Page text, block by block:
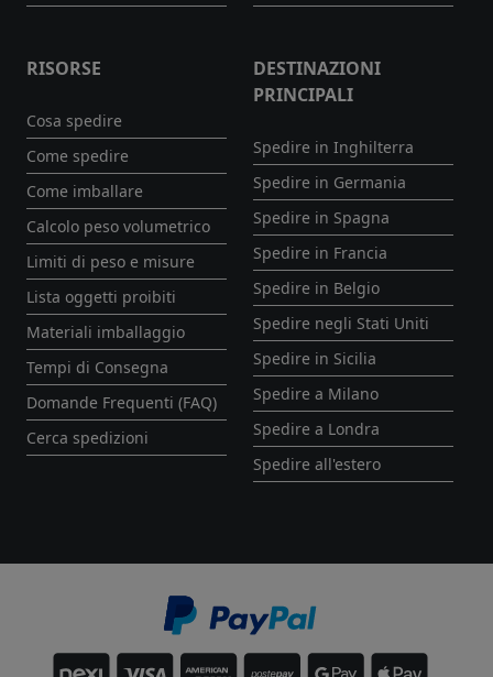
RISORSE
Cosa spedire
Come spedire
Come imballare
Calcolo peso volumetrico
Limiti di peso e misure
Lista oggetti proibiti
Materiali imballaggio
Tempi di Consegna
Domande Frequenti (FAQ)
Cerca spedizioni
DESTINAZIONI
PRINCIPALI
Spedire in Inghilterra
Spedire in Germania
Spedire in Spagna
Spedire in Francia
Spedire in Belgio
Spedire negli Stati Uniti
Spedire in Sicilia
Spedire a Milano
Spedire a Londra
Spedire all'estero